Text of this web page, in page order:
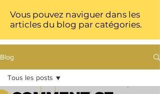
Vous pouvez naviguer dans les
articles du blog par catégories.
Blog
Tous les posts